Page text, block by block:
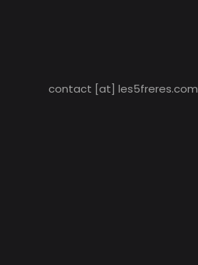
contact [at] les5freres.com